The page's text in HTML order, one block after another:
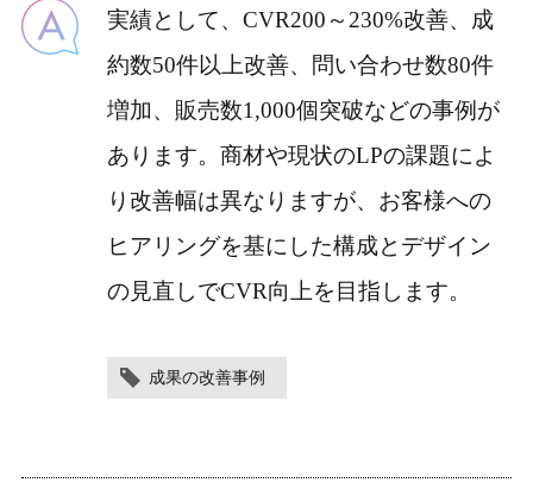
実績として、CVR200～230%改善、成
約数50件以上改善、問い合わせ数80件
増加、販売数1,000個突破などの事例が
あります。商材や現状のLPの課題によ
り改善幅は異なりますが、お客様への
ヒアリングを基にした構成とデザイン
の見直しでCVR向上を目指します。
成果の改善事例